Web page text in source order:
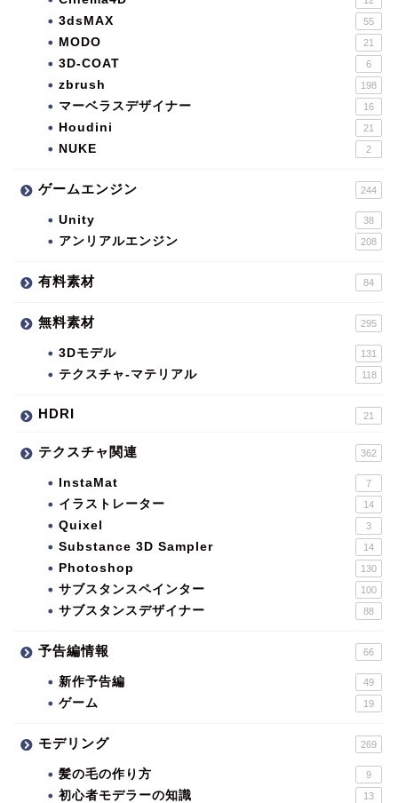
3dsMAX 55
MODO 21
3D-COAT 6
zbrush 198
マーベラスデザイナー 16
Houdini 21
NUKE 2
ゲームエンジン 244
Unity 38
アンリアルエンジン 208
有料素材 84
無料素材 295
3Dモデル 131
テクスチャ-マテリアル 118
HDRI 21
テクスチャ関連 362
InstaMat 7
イラストレーター 14
Quixel 3
Substance 3D Sampler 14
Photoshop 130
サブスタンスペインター 100
サブスタンスデザイナー 88
予告編情報 66
新作予告編 49
ゲーム 19
モデリング 269
髪の毛の作り方 9
初心者モデラーの知識 13